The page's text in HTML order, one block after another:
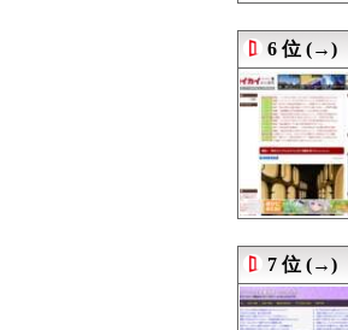
08/09 20:30
08/09 20:30
08/09 20:30
08/09 20:29
08/09 20:29
08/09 20:28
08/09 20:28
08/09 20:27
08/09 20:25
08/09 20:25
08/09 20:25
08/09 20:20
08/09 20:18
6 位 (→)
7 位 (→)